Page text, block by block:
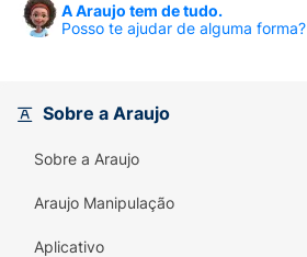
A Araujo tem de tudo.
Posso te ajudar de alguma forma?
Sobre a Araujo
Sobre a Araujo
Araujo Manipulação
Aplicativo